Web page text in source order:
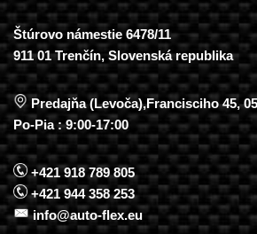
Štúrovo námestie 6478/11
911 01 Trenčín, Slovenská republika
Predajňa (Levoča),Francisciho 45,
Po-Pia : 9:00-17:00
+421 918 789 805
+421 944 358 253
info@auto-flex.eu